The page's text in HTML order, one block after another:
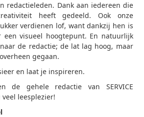
redactieleden. Dank aan iedereen die
heeft gedeeld. Ook onze
verdienen lof, want dankzij hen is
een visueel hoogtepunt. En natuurlijk
de redactie; de lat lag hoog, maar
gegaan.
en laat je inspireren.
de gehele redactie van SERVICE
leesplezier!